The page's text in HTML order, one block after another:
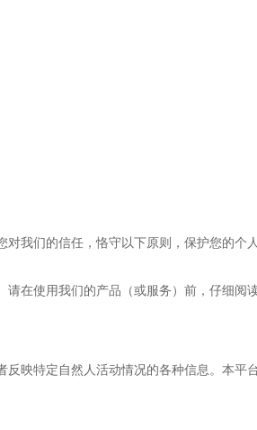
我们的信任，恪守以下原则，保护您的
在使用我们的产品（或服务）前，仔细
映特定自然人活动情况的各种信息。本